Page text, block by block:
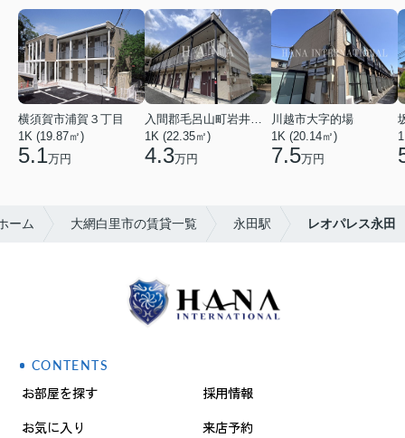
横須賀市浦賀３丁目
1K (19.87㎡)
5.1万円
入間郡毛呂山町岩井西１丁目
1K (22.35㎡)
4.3万円
川越市大字的場
1K (20.14㎡)
7.5万円
ーム 大網白里市の賃貸一覧 永田駅 レオパレス永田
CONTENTS
お部屋を探す
お気に入り
採用情報
来店予約